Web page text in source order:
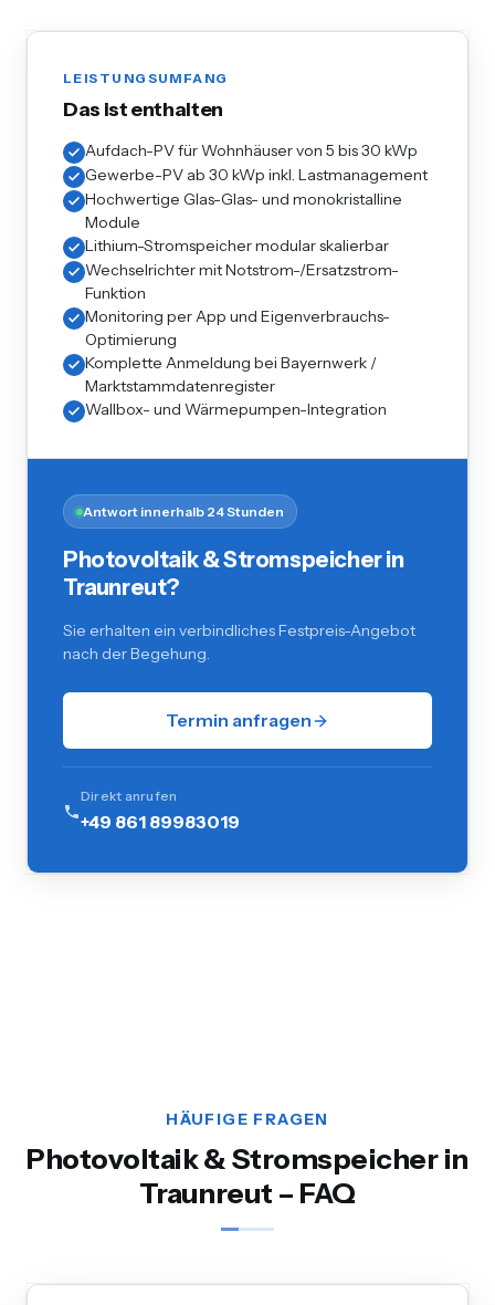
LEISTUNGSUMFANG
Das ist enthalten
Aufdach-PV für Wohnhäuser von 5 bis 30 kWp
Gewerbe-PV ab 30 kWp inkl. Lastmanagement
Hochwertige Glas-Glas- und monokristalline
Module
Lithium-Stromspeicher modular skalierbar
Wechselrichter mit Notstrom-/Ersatzstrom-
Funktion
Monitoring per App und Eigenverbrauchs-
Optimierung
Komplette Anmeldung bei Bayernwerk /
Marktstammdatenregister
Wallbox- und Wärmepumpen-Integration
Antwort innerhalb 24 Stunden
Photovoltaik & Stromspeicher in
Traunreut?
Sie erhalten ein verbindliches Festpreis-Angebot
nach der Begehung.
Termin anfragen
Direkt anrufen
+49 861 89983019
HÄUFIGE FRAGEN
Photovoltaik & Stromspeicher in
Traunreut – FAQ